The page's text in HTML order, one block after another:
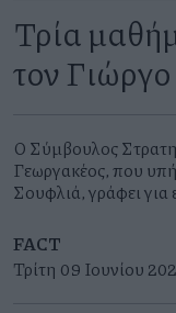
Τρία
τον
Ο Σύμβουλος
Γεωργακέλλος, που
Σουφλιά, γράφει για
FACT
Τρίτη 09 Ιουνίου